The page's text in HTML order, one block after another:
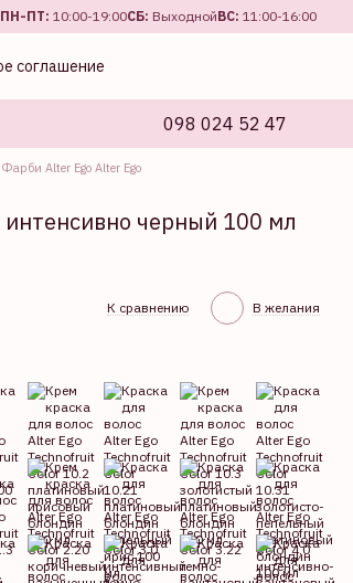
ПН-ПТ: 10:00-19:00СБ: ВыходнойВС: 11:00-16:00
соглашение
098 024 52 47
Фарби Alter Ego Alter Ego
черный 100 мл
К сравнению В желания